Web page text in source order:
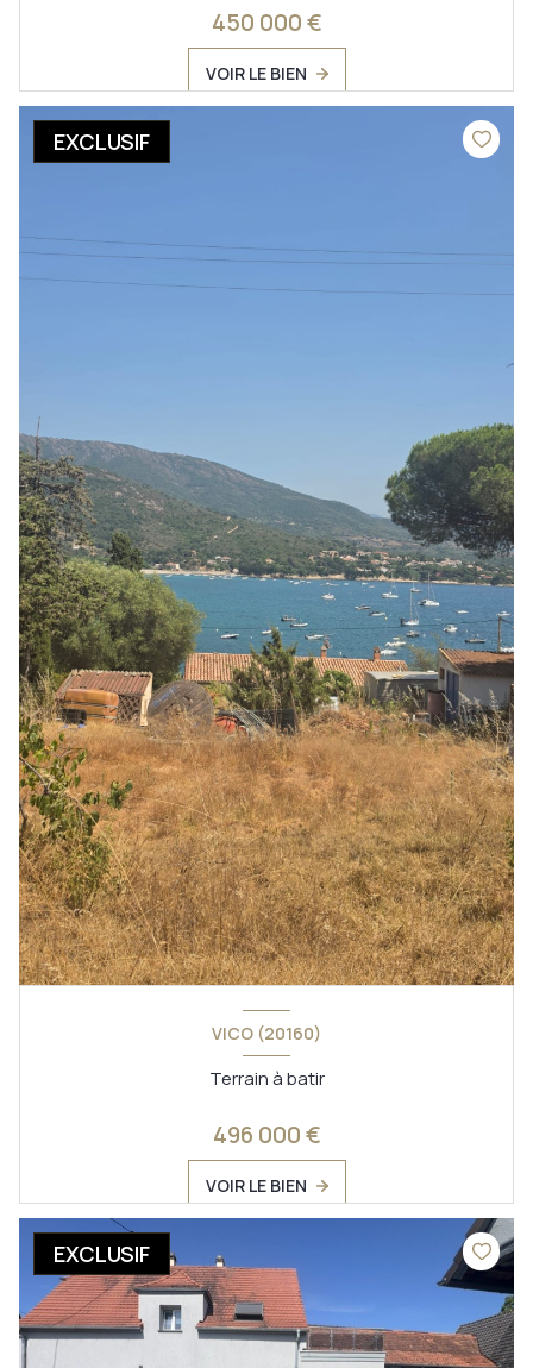
450 000 €
VOIR LE BIEN
EXCLUSIF
VICO (20160)
Terrain à batir
496 000 €
VOIR LE BIEN
EXCLUSIF